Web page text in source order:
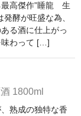
郡）
四日市市）
賀市）
最高傑作”睡龍 生
酵が旺盛な為、
る酒に仕上がっ
味わって […]
1800ml
熟成の独特な香